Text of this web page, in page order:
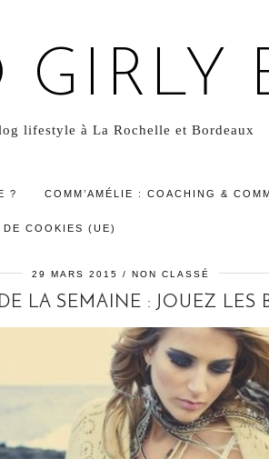
GIRLY
lifestyle à La Rochelle et Bordeaux
? COMM’AMÉLIE : COACHING &
COOKIES (UE)
29 MARS 2015 NON CLASSÉ
LA SEMAINE : JOUEZ LES